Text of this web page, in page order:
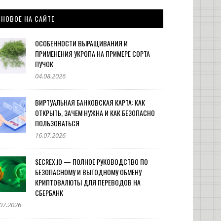
НОВОЕ НА САЙТЕ
ОСОБЕННОСТИ ВЫРАЩИВАНИЯ И
ПРИМЕНЕНИЯ УКРОПА НА ПРИМЕРЕ СОРТА
ПУЧОК
04.08.2026
ВИРТУАЛЬНАЯ БАНКОВСКАЯ КАРТА: КАК
ОТКРЫТЬ, ЗАЧЕМ НУЖНА И КАК БЕЗОПАСНО
ПОЛЬЗОВАТЬСЯ
16.07.2026
SECREX.IO — ПОЛНОЕ РУКОВОДСТВО ПО
БЕЗОПАСНОМУ И ВЫГОДНОМУ ОБМЕНУ
КРИПТОВАЛЮТЫ ДЛЯ ПЕРЕВОДОВ НА
СБЕРБАНК